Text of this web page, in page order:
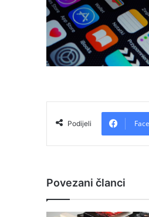
Podijeli
Povezani članci